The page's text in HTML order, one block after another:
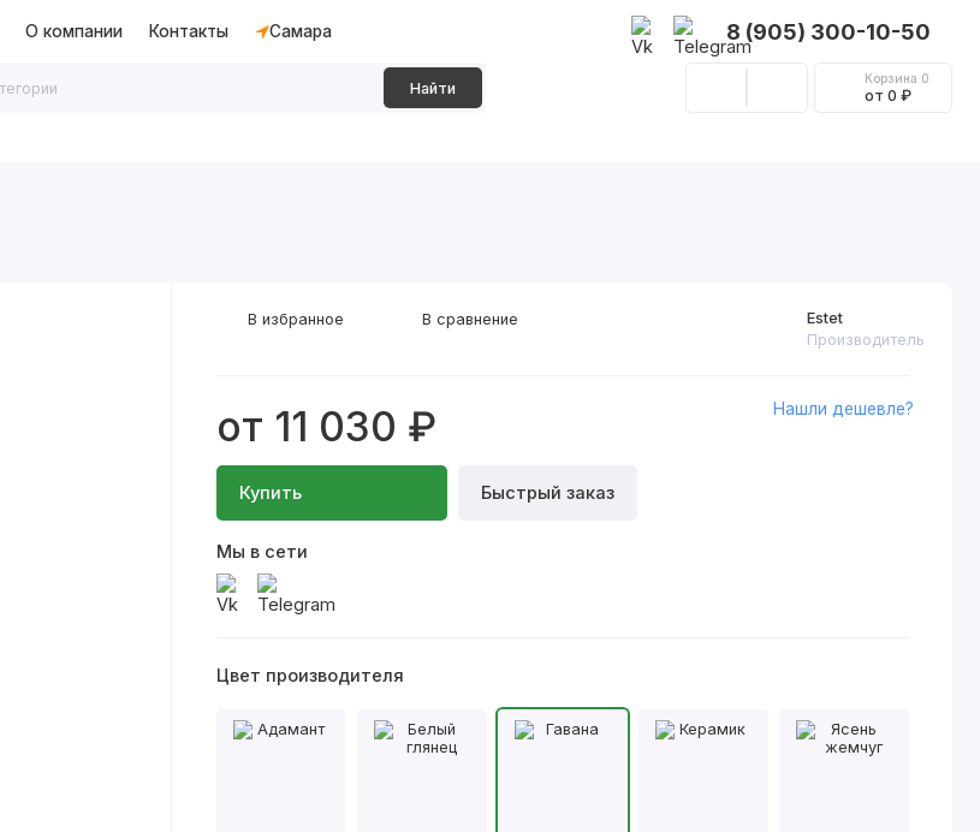
О компании Контакты Самара 8 (905) 300-10-50
Найти
Корзина 0
от 0 ₽
Estet
Производитель
от 11 030 ₽
Купить Быстрый заказ
Нашли дешевле?
Мы в сети
В избранное В сравнение
Цвет производителя